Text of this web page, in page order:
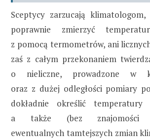
Sceptycy zarzucają
poprawnie zmierzyć
z pomocą termometrów, ani
zaś z całym przekonaniem
o nieliczne, prowadzone w
oraz z dużej odległości pomiary
dokładnie określić
a także (bez znajomości
ewentualnych tamtejszych zmian